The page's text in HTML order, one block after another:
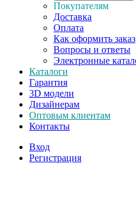
Покупателям
Доставка
Оплата
Как оформить заказ
Вопросы и ответы
Электронные
Каталоги
Гарантия
3D модели
Дизайнерам
Оптовым клиентам
Контакты
Вход
Регистрация